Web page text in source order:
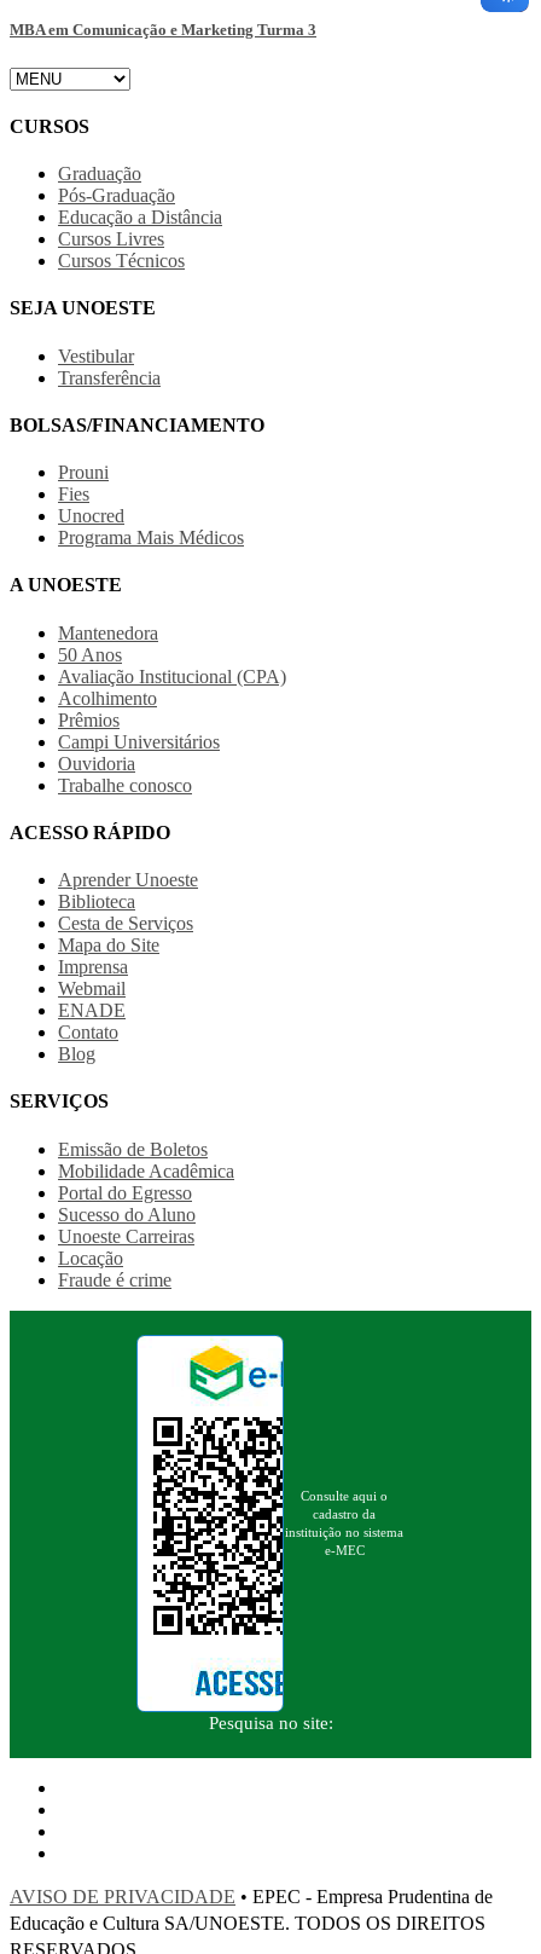
MBA em Comunicação e Marketing Turma 3
CURSOS
Graduação
Pós-Graduação
Educação a Distância
Cursos Livres
Cursos Técnicos
SEJA UNOESTE
Vestibular
Transferência
BOLSAS/FINANCIAMENTO
Prouni
Fies
Unocred
Programa Mais Médicos
A UNOESTE
Mantenedora
50 Anos
Avaliação Institucional (CPA)
Acolhimento
Prêmios
Campi Universitários
Ouvidoria
Trabalhe conosco
ACESSO RÁPIDO
Aprender Unoeste
Biblioteca
Cesta de Serviços
Mapa do Site
Imprensa
Webmail
ENADE
Contato
Blog
SERVIÇOS
Emissão de Boletos
Mobilidade Acadêmica
Portal do Egresso
Sucesso do Aluno
Unoeste Carreiras
Locação
Fraude é crime
Consulte aqui o
cadastro da
instituição no sistema
e-MEC
Pesquisa no site:
AVISO DE PRIVACIDADE • EPEC - Empresa Prudentina de
Educação e Cultura SA/UNOESTE. TODOS OS DIREITOS
RESERVADOS